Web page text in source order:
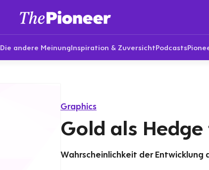
Die andere MeinungInspiration & ZuversichtPodcasts
Graphics
Gold als
Wahrscheinlichkeit der Entwicklung